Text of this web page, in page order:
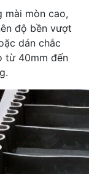
mài mòn cao,
độ bền vượt
dán chắc
từ 40mm đến